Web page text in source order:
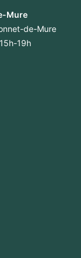
Mure
de-Mure
19h